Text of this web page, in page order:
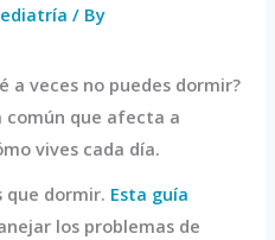
/ By
a veces no puedes dormir?
común que afecta a
vives cada día.
que dormir. Esta guía
los problemas de